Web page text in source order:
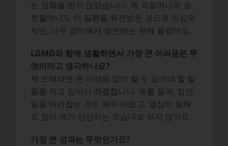
는 영향을 받지 않았습니다. 제 외할머니와 증
조할머니도 이 질환을 유전받은 것으로 의심되
지만, 너무 경미해서 생전에는 전혀 몰랐어요.
LGMD와 함께 생활하면서 가장 큰 어려움은 무
엇이라고 생각하나요?
제 또래라면 큰 어려움 없이 할 수 있어야 할 일
들을 하고 싶어서 좌절합니다. 예를 들어, 집안
일을 따라잡는 것은 매우 어렵고, 열심히 일해
도 집이 제가 상상하는 모습대로 되지 않아요.
가장 큰 성과는 무엇인가요?